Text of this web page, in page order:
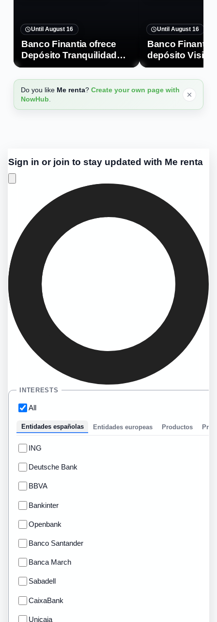
Until August 16
Banco Finantia ofrece
Depósito Tranquilidad
con hasta 2,70% TAE
Until August 16
Banco Finantia
depósito Visión
hasta 3,00%
Do you like Me renta? Create your own page with
NowHub
Sign in or join to stay updated with Me renta
INTERESTS
All
Entidades españolas Entidades europeas Productos
ING
Deutsche Bank
BBVA
Bankinter
Openbank
Banco Santander
Banca March
Sabadell
CaixaBank
Unicaja